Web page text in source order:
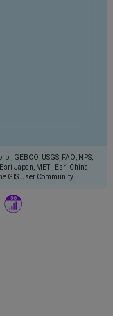
GEBCO, USGS, FAO, NPS,
Japan, METI, Esri China
GIS User Community